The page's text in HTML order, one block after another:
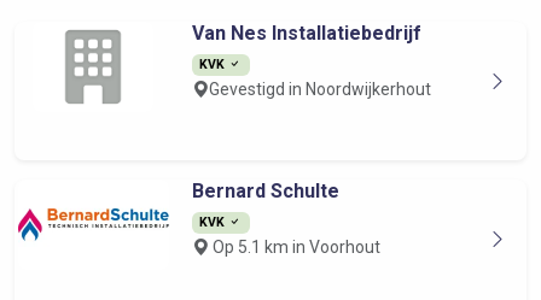
Van Nes Installatiebedrijf
KVK
Gevestigd in Noordwijkerhout
Bernard Schulte
KVK
Op 5.1 km in Voorhout